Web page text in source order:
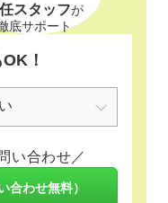
スタッフが
底サポート
！
い合わせ／
合わせ無料）